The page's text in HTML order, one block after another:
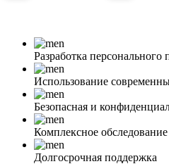
Разработка персонального
Использование
Безопасная и
Комплексное обследование
Долгосрочная поддержка